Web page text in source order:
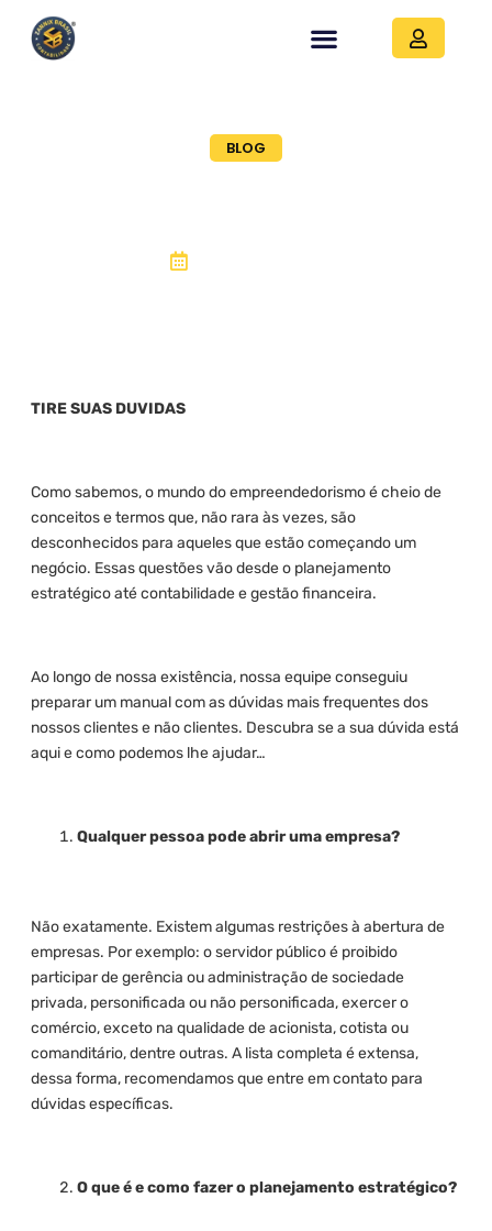
BLOG
TIRE SUAS DUVIDAS
Como sabemos, o mundo do empreendedorismo é cheio de
conceitos e termos que, não rara às vezes, são
desconhecidos para aqueles que estão começando um
negócio. Essas questões vão desde o planejamento
estratégico até contabilidade e gestão financeira.
Ao longo de nossa existência, nossa equipe conseguiu
preparar um manual com as dúvidas mais frequentes dos
nossos clientes e não clientes. Descubra se a sua dúvida está
aqui e como podemos lhe ajudar…
Qualquer pessoa pode abrir uma empresa?
Não exatamente. Existem algumas restrições à abertura de
empresas. Por exemplo: o servidor público é proibido
participar de gerência ou administração de sociedade
privada, personificada ou não personificada, exercer o
comércio, exceto na qualidade de acionista, cotista ou
comanditário, dentre outras. A lista completa é extensa,
dessa forma, recomendamos que entre em contato para
dúvidas específicas.
O que é e como fazer o planejamento estratégico?